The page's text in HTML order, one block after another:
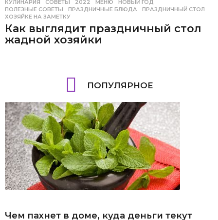
КУЛИНАРИЯ ,СОВЕТЫ 2022 ,МЕНЮ ,НОВЫЙ ГОД
ПОЛЕЗНЫЕ СОВЕТЫ
,ПРАЗДНИЧНЫЕ БЛЮДА ,ПРАЗДНИЧНЫЙ СТОЛ
ХОЗЯЙКЕ НА ЗАМЕТКУ
Как выглядит праздничный стол
жадной хозяйки
ПОПУЛЯРНОЕ
Чем пахнет в доме, куда деньги текут